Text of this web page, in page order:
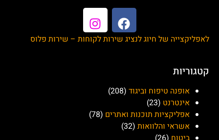
מטרונית חיפה
מיה תעשיות מזון (Maya
foods)